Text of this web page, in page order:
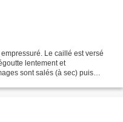
Le caillé est versé
lentement et
sont salés (à sec) puis